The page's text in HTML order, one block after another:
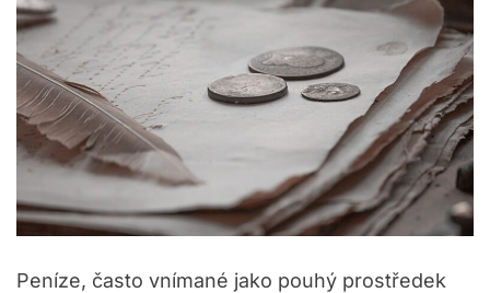
e
s
Peníze, často vnímané jako pouhý prostředek